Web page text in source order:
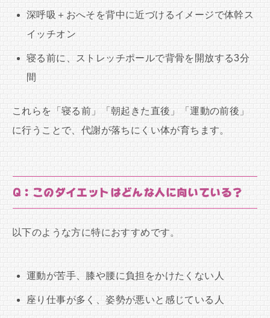
深呼吸＋おへそを背中に近づけるイメージで体幹ス
イッチオン
寝る前に、ストレッチポールで背骨を開放する3分
間
これらを「寝る前」「朝起きた直後」「運動の前後」
に行うことで、代謝が落ちにくい体が育ちます。
Q：このダイエットはどんな人に向いている？
以下のような方に特におすすめです。
運動が苦手、膝や腰に負担をかけたくない人
座り仕事が多く、姿勢が悪いと感じている人